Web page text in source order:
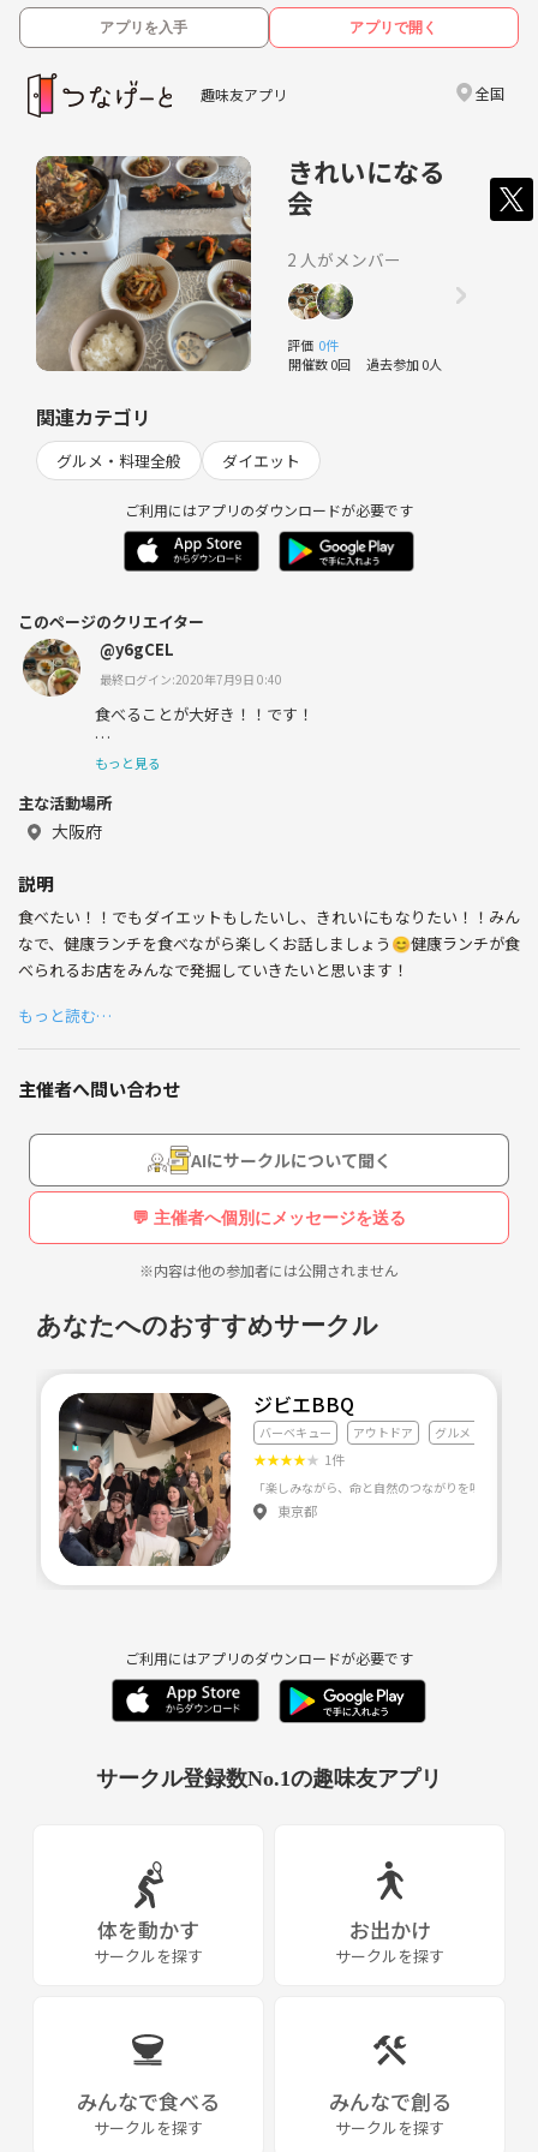
アプリを入手 アプリで開く
趣味友アプリ 全国
きれいになる
会
2 人がメンバー
評価 0件
開催数 0回 過去参加 0人
関連カテゴリ
グルメ・料理全般 ダイエット
ご利用にはアプリのダウンロードが必要です
このページのクリエイター
@y6gCEL
最終ログイン:2020年7月9日 0:40
食べることが大好き！！です！
食べているときが一番幸せ♡
もっと見る
主な活動場所
大阪府
説明
食べたい！！でもダイエットもしたいし、きれいにもなりたい！！みん
なで、健康ランチを食べながら楽しくお話しましょう😊健康ランチが食
べられるお店をみんなで発掘していきたいと思います！
もっと読む…
主催者へ問い合わせ
AIにサークルについて聞く
💬 主催者へ個別にメッセージを送る
※内容は他の参加者には公開されません
あなたへのおすすめサークル
ジビエBBQ
バーベキュー アウトドア グルメ・料理全般
★★★★★ 1件
東京都
ご利用にはアプリのダウンロードが必要です
サークル登録数No.1の趣味友アプリ
体を動かす
サークルを探す
お出かけ
サークルを探す
みんなで食べる
サークルを探す
みんなで創る
サークルを探す